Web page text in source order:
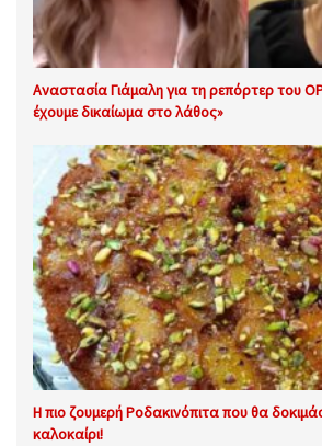
Αναστασία Γιάμαλη για τη ρεπόρτερ του
έχουμε δικαίωμα στο λάθος»
Η πιο ζουμερή Ροδακινόπιτα που θα
καλοκαίρι!